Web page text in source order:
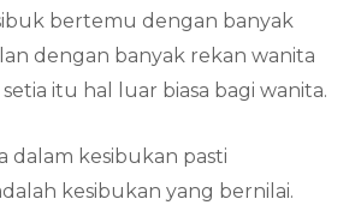
bertemu dengan banyak
dengan banyak rekan wanita
itu hal luar biasa bagi wanita.
dalam kesibukan pasti
kesibukan yang bernilai.